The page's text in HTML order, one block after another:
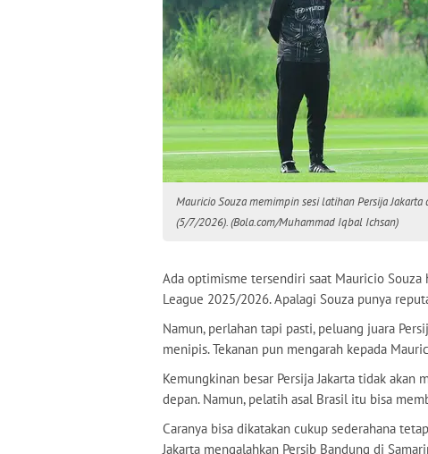
Mauricio Souza memimpin sesi latihan Persija Jakarta
(5/7/2026). (Bola.com/Muhammad Iqbal Ichsan)
Ada optimisme tersendiri saat Mauricio
League 2025/2026. Apalagi Souza punya
Namun, perlahan tapi pasti, peluang juara
menipis. Tekanan pun mengarah kepada
Kemungkinan besar Persija Jakarta tidak
depan. Namun, pelatih asal Brasil itu bisa
Caranya bisa dikatakan cukup sederahana
Jakarta mengalahkan Persib Bandung di